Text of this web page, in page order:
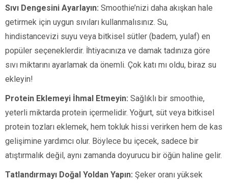
Sıvı Dengesini Ayarlayın: Smoothie’nizi daha akışkan hale
getirmek için uygun sıvıları kullanmalısınız. Su,
hindistancevizi suyu veya bitkisel sütler (badem, yulaf) en
popüler seçeneklerdir. İhtiyacınıza ve damak tadınıza göre
sıvı miktarını ayarlamak da önemli. Çok katı mı oldu, biraz su
ekleyin!
Protein Eklemeyi İhmal Etmeyin: Sağlıklı bir smoothie,
yeterli miktarda protein içermelidir. Yoğurt, süt veya bitkisel
protein tozları eklemek, hem tokluk hissi verirken hem de kas
gelişimine yardımcı olur. Böylece bu içecek, sadece bir
atıştırmalık değil, aynı zamanda doyurucu bir öğün haline gelir.
Tatlandırmayı Doğal Yoldan Yapın: Şeker oranı yüksek